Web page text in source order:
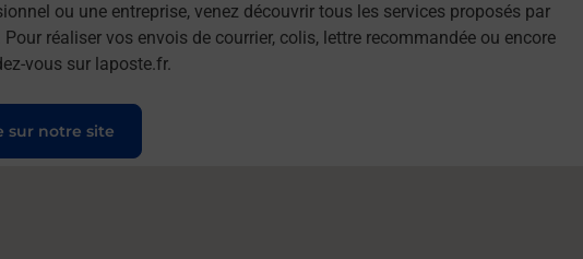
ou une entreprise, venez découvrir tous les services proposés par
réaliser vos envois de courrier, colis, lettre recommandée ou encore
vous sur laposte.fr.
sur notre site